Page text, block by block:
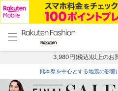
menu home
トップ
3,980円(税込)以上のお
熊本県を中心とする地震の影